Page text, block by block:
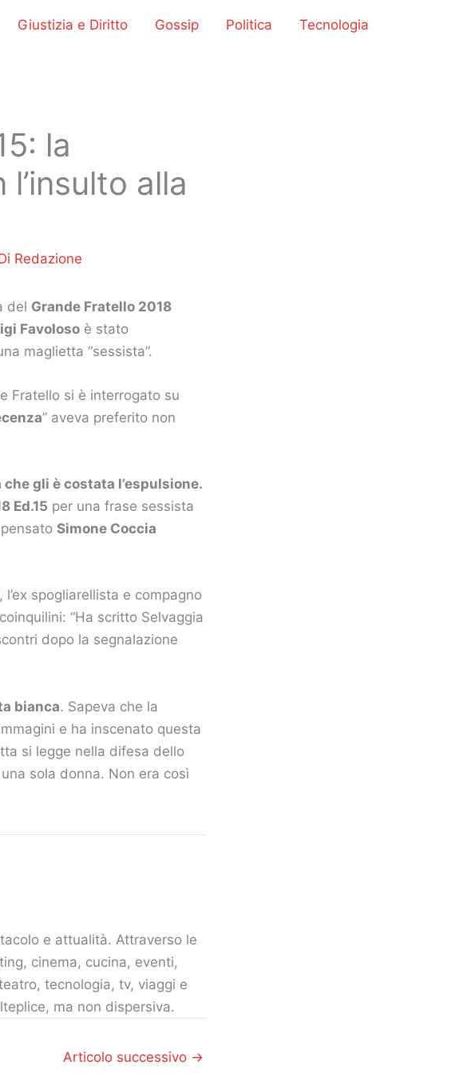
Giustizia e Diritto Gossip Politica
Tecnologia
la
alla
Redazione
del Grande Fratello 2018
Favoloso è stato
maglietta “sessista”.
Fratello si è interrogato su
” aveva preferito non
gli è costata l’espulsione.
Ed.15 per una frase sessista
Simone Coccia
spogliarellista e compagno
“Ha scritto Selvaggia
dopo la segnalazione
bianca. Sapeva che la
e ha inscenato questa
si legge nella difesa dello
sola donna. Non era così
e attualità. Attraverso le
cinema, cucina, eventi,
tecnologia, tv, viaggi e
ma non dispersiva.
Articolo successivo →